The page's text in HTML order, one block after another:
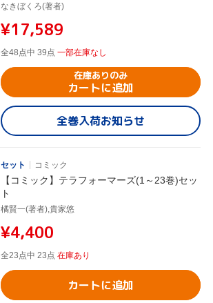
なきぼくろ(著者)
¥17,589
全48点中 39点 一部在庫なし
在庫ありのみ
カートに追加
全巻入荷お知らせ
セット コミック
【コミック】テラフォーマーズ(1～23巻)セッ
ト
橘賢一(著者),貴家悠
¥4,400
全23点中 23点 在庫あり
カートに追加